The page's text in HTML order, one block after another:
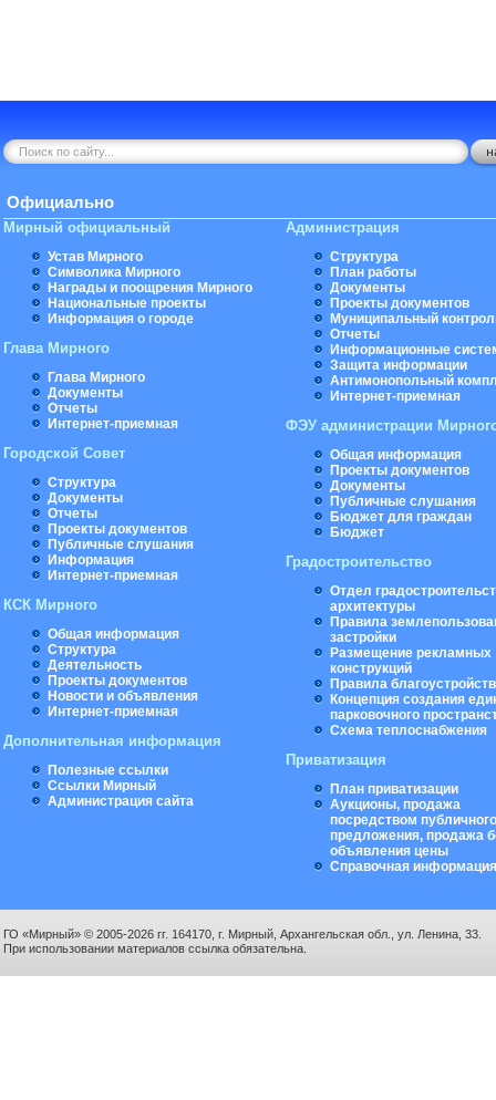
Официально
Мирный официальный
Устав Мирного
Символика Мирного
Награды и поощрения Мирного
Национальные проекты
Информация о городе
Глава Мирного
Глава Мирного
Документы
Отчеты
Интернет-приемная
Городской Совет
Структура
Документы
Отчеты
Проекты документов
Публичные слушания
Информация
Интернет-приемная
КСК Мирного
Общая информация
Структура
Деятельность
Проекты документов
Новости и объявления
Интернет-приемная
Дополнительная информация
Полезные ссылки
Ссылки Мирный
Администрация сайта
Администрация
Структура
План работы
Документы
Проекты документов
Муниципальный
Отчеты
Информационные
Защита информации
Антимонопольный
Интернет-приемная
ФЭУ администрации
Общая информация
Проекты документов
Документы
Публичные слушания
Бюджет для граждан
Бюджет
Градостроительство
Отдел
архитектуры
Правила
застройки
Размещение рекламных
конструкций
Правила
Концепция создания
парковочного
Схема теплоснабжения
Приватизация
План приватизации
Аукционы, продажа
посредством публичного
предложения, продажа
объявления цены
Справочная информация
ГО «Мирный» © 2005-2026 гг. 164170, г. Мирный, Архангельская обл., ул. Ленина, 33.
При использовании материалов ссылка обязательна.